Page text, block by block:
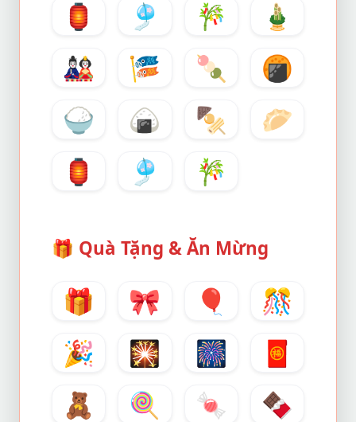
🏮 🎐 🎋
🎍
🎎
🎏 🍡
🍘
🍚
🍙 🍢
🥟
🏮
🎐 🎋
🎁 Quà Tặng & Ăn Mừng
🎁 🎀 🎈
🎊
🎉
🎇 🎆
🧧
🧸
🍭 🍬
🍫